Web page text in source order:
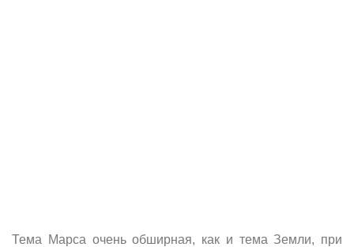
Тема Марса очень обширная, как и тема Земли, при